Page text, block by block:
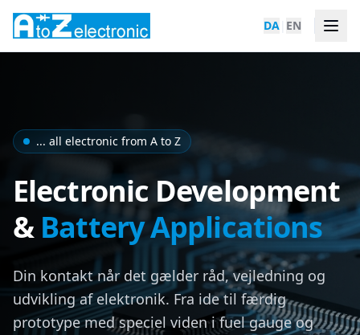
DA EN
... all electronic from A to Z
Electronic Development
& Battery Applications
Din kontakt når det gælder råd, vejledning og
udvikling af elektronik. Fra ide til færdig
prototype med speciel viden i fuel gauge og